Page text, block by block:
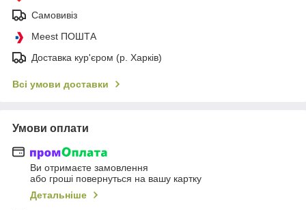
Самовивіз
Meest ПОШТА
Доставка кур'єром (р. Харків)
Всі умови доставки
Умови оплати
Ви отримаєте замовлення
або гроші повернуться на вашу картку
Детальніше